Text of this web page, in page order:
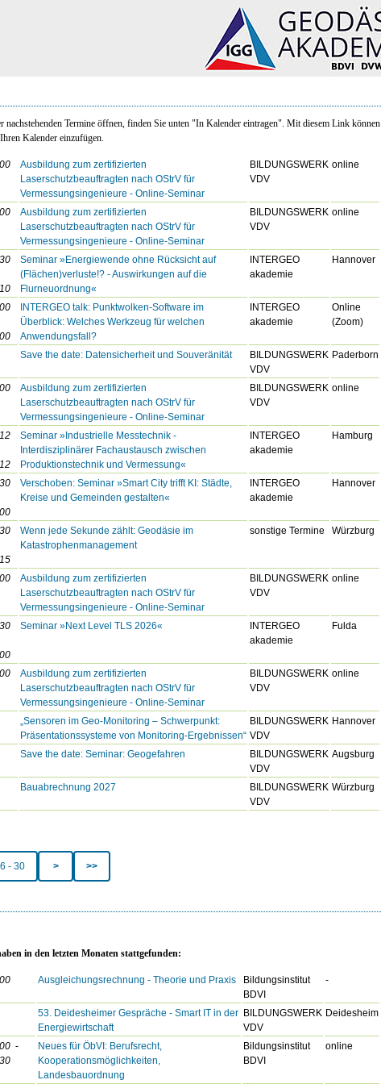
nachstehenden Termine öffnen, finden Sie unten "In Kalender eintragen". Mit diesem Link können
Kalender einzufügen.
Ausbildung zum zertifizierten
Laserschutzbeauftragten nach OStrV für
Vermessungsingenieure - Online-Seminar
BILDUNGSWERK
VDV
online
Ausbildung zum zertifizierten
Laserschutzbeauftragten nach OStrV für
Vermessungsingenieure - Online-Seminar
BILDUNGSWERK
VDV
online
Seminar »Energiewende ohne Rücksicht auf
(Flächen)verluste!? - Auswirkungen auf die
Flurneuordnung«
INTERGEO
akademie
Hannover
INTERGEO talk: Punktwolken-Software im
Überblick: Welches Werkzeug für welchen
Anwendungsfall?
INTERGEO
akademie
Online
(Zoom)
Save the date: Datensicherheit und Souveränität
BILDUNGSWERK
VDV
Paderborn
Ausbildung zum zertifizierten
Laserschutzbeauftragten nach OStrV für
Vermessungsingenieure - Online-Seminar
BILDUNGSWERK
VDV
online
Seminar »Industrielle Messtechnik -
Interdisziplinärer Fachaustausch zwischen
Produktionstechnik und Vermessung«
INTERGEO
akademie
Hamburg
Verschoben: Seminar »Smart City trifft KI: Städte,
Kreise und Gemeinden gestalten«
INTERGEO
akademie
Hannover
Wenn jede Sekunde zählt: Geodäsie im
Katastrophenmanagement
sonstige Termine Würzburg
Ausbildung zum zertifizierten
Laserschutzbeauftragten nach OStrV für
Vermessungsingenieure - Online-Seminar
BILDUNGSWERK
VDV
online
Seminar »Next Level TLS 2026«
INTERGEO
akademie
Fulda
Ausbildung zum zertifizierten
Laserschutzbeauftragten nach OStrV für
Vermessungsingenieure - Online-Seminar
BILDUNGSWERK
VDV
online
„Sensoren im Geo-Monitoring – Schwerpunkt:
Präsentationssysteme von Monitoring-Ergebnissen“
BILDUNGSWERK
VDV
Hannover
Save the date: Seminar: Geogefahren
BILDUNGSWERK
VDV
Augsburg
Bauabrechnung 2027
BILDUNGSWERK
VDV
Würzburg
- 30 > >>
in den letzten Monaten stattgefunden:
Ausgleichungsrechnung - Theorie und Praxis
Bildungsinstitut
BDVI
-
53. Deidesheimer Gespräche - Smart IT in der
Energiewirtschaft
BILDUNGSWERK
VDV
Deidesheim
-
Neues für ÖbVI: Berufsrecht,
Kooperationsmöglichkeiten,
Landesbauordnung
Bildungsinstitut
BDVI
online